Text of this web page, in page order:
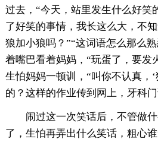
过去，“今天，站里发生什么好笑
了好笑的事情，我长这么大，不
狼加小狼吗？”“这词语怎么那么
着嘴巴看着妈妈，“玩蛋了，要发
生怕妈妈一顿训，“叫你不认真，
的？这样的作业传到网上，牙科
闹过这一次笑话后，不管做
了，生怕再弄出什么笑话，粗心